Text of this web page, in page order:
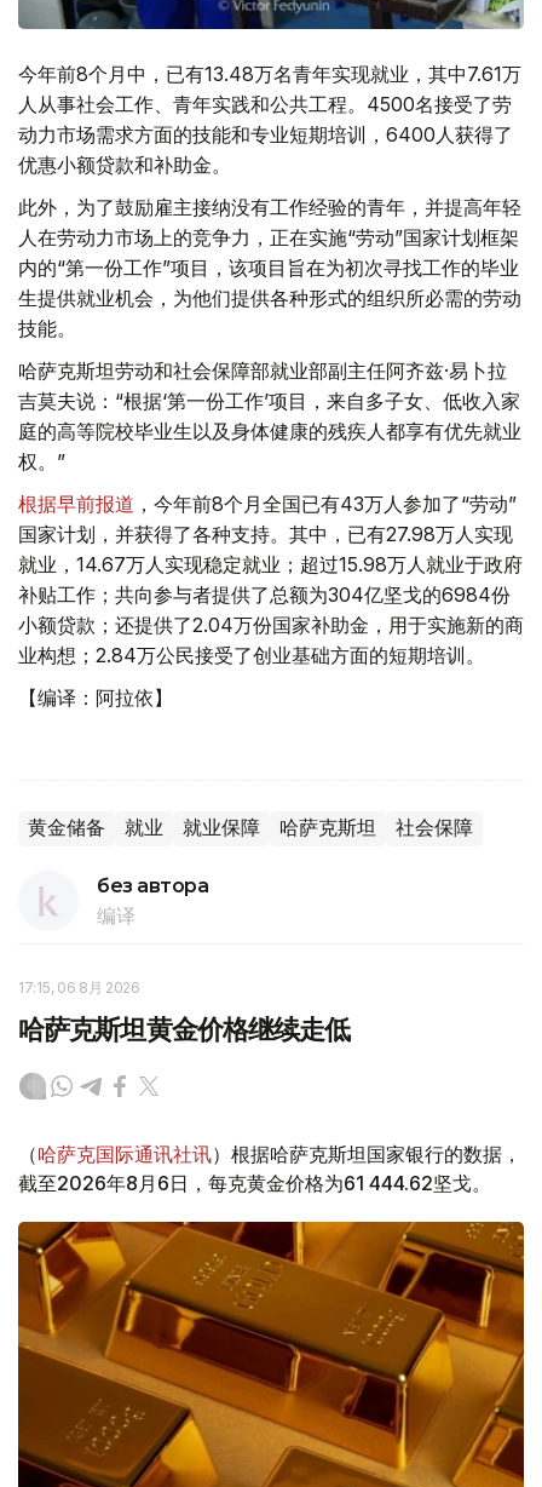
今年前8个月中，已有13.48万名青年实现就业，其中7.61万
人从事社会工作、青年实践和公共工程。4500名接受了劳
动力市场需求方面的技能和专业短期培训，6400人获得了
优惠小额贷款和补助金。
此外，为了鼓励雇主接纳没有工作经验的青年，并提高年轻
人在劳动力市场上的竞争力，正在实施“劳动”国家计划框架
内的“第一份工作”项目，该项目旨在为初次寻找工作的毕业
生提供就业机会，为他们提供各种形式的组织所必需的劳动
技能。
哈萨克斯坦劳动和社会保障部就业部副主任阿齐兹·易卜拉
吉莫夫说：“根据‘第一份工作’项目，来自多子女、低收入家
庭的高等院校毕业生以及身体健康的残疾人都享有优先就业
权。”
根据早前报道 ，今年前8个月全国已有43万人参加了“劳动”
国家计划，并获得了各种支持。其中，已有27.98万人实现
就业，14.67万人实现稳定就业；超过15.98万人就业于政府
补贴工作；共向参与者提供了总额为304亿坚戈的6984份
小额贷款；还提供了2.04万份国家补助金，用于实施新的商
业构想；2.84万公民接受了创业基础方面的短期培训。
【编译：阿拉依】
黄金储备 就业 就业保障 哈萨克斯坦 社会保障
без автора
编译
17:15, 06 8月 2026
哈萨克斯坦黄金价格继续走低
（哈萨克国际通讯社讯）根据哈萨克斯坦国家银行的数据，
截至2026年8月6日，每克黄金价格为61 444.62坚戈。